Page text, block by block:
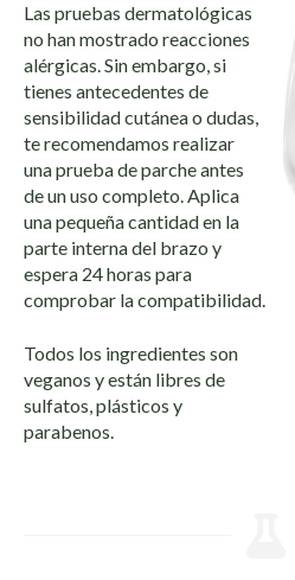
Las pruebas dermatológicas
no han mostrado reacciones
alérgicas. Sin embargo, si
tienes antecedentes de
sensibilidad cutánea o dudas,
te recomendamos realizar
una prueba de parche antes
de un uso completo. Aplica
una pequeña cantidad en la
parte interna del brazo y
espera 24 horas para
comprobar la compatibilidad.
Todos los ingredientes son
veganos y están libres de
sulfatos, plásticos y
parabenos.